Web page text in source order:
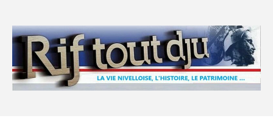
content